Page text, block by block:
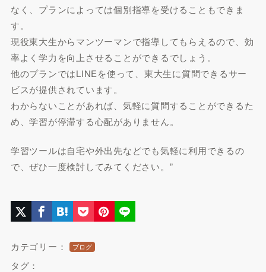
なく、プランによっては個別指導を受けることもできま
す。
現役東大生からマンツーマンで指導してもらえるので、効
率よく学力を向上させることができるでしょう。
他のプランではLINEを使って、東大生に質問できるサー
ビスが提供されています。
わからないことがあれば、気軽に質問することができるた
め、学習が停滞する心配がありません。
学習ツールは自宅や外出先などでも気軽に利用できるの
で、ぜひ一度検討してみてください。”
カテゴリー： ブログ
タグ：